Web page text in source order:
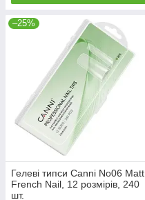
–25%
Гелеві типси Canni No06 Matt
French Nail, 12 розмірів, 240
шт.